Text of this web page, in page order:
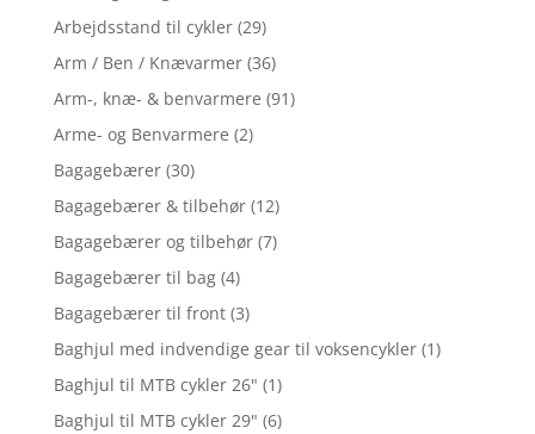
Arbejdsstand til cykler (29)
Arm / Ben / Knævarmer (36)
Arm-, knæ- & benvarmere (91)
Arme- og Benvarmere (2)
Bagagebærer (30)
Bagagebærer & tilbehør (12)
Bagagebærer og tilbehør (7)
Bagagebærer til bag (4)
Bagagebærer til front (3)
Baghjul med indvendige gear til voksencykler (1)
Baghjul til MTB cykler 26" (1)
Baghjul til MTB cykler 29" (6)